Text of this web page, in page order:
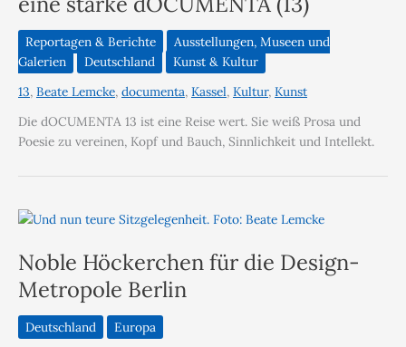
Reportagen & Berichte
Ausstellungen, Museen und
Galerien
Deutschland
Kunst & Kultur
13, Beate Lemcke, documenta, Kassel, Kultur, Kunst
Die dOCUMENTA 13 ist eine Reise wert. Sie weiß Prosa und
Poesie zu vereinen, Kopf und Bauch, Sinnlichkeit und Intellekt.
Noble Höckerchen für die Design-
Metropole Berlin
Deutschland
Europa